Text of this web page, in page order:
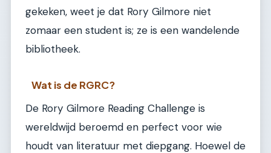
gekeken, weet je dat Rory Gilmore niet
zomaar een student is; ze is een wandelende
bibliotheek.
Wat is de RGRC?
De Rory Gilmore Reading Challenge is
wereldwijd beroemd en perfect voor wie
houdt van literatuur met diepgang. Hoewel de